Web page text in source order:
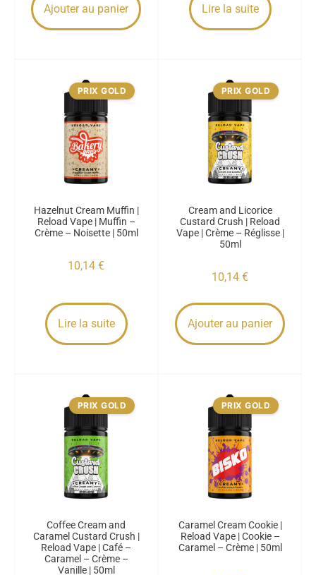
Ajouter au panier Lire la suite
PRIX GOLD
Hazelnut Cream Muffin |
Reload Vape | Muffin –
Crème – Noisette | 50ml
10,14 €
Lire la suite
PRIX GOLD
Cream and Licorice
Custard Crush | Reload
Vape | Crème – Réglisse |
50ml
10,14 €
Ajouter au panier
PRIX GOLD
Coffee Cream and
Caramel Custard Crush |
Reload Vape | Café –
Caramel – Crème –
Vanille | 50ml
PRIX GOLD
Caramel Cream Cookie |
Reload Vape | Cookie –
Caramel – Crème | 50ml